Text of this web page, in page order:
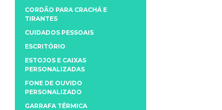
CORDÃO PARA CRACHÁ E
TIRANTES
CUIDADOS PESSOAIS
ESCRITÓRIO
ESTOJOS E CAIXAS
PERSONALIZADAS
FONE DE OUVIDO
PERSONALIZADO
GARRAFA TÉRMICA